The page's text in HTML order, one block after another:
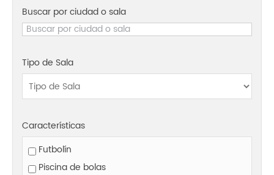
Buscar por ciudad o sala
Tipo de Sala
Características
Futbolín
Piscina de bolas